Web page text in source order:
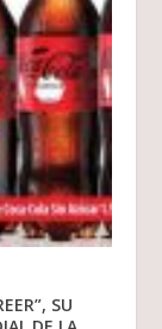
SU